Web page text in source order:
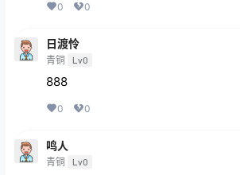
0 0
日渡怜
青铜 Lv0
888
0 0
鸣人
青铜 Lv0